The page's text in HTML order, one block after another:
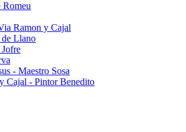
Romeu
Ramon y Cajal
Llano
Jofre
- Maestro Sosa
Cajal - Pintor Benedito